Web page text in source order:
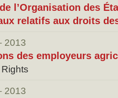
l’Organisation des
relatifs aux droits
2013
des employeurs
2013